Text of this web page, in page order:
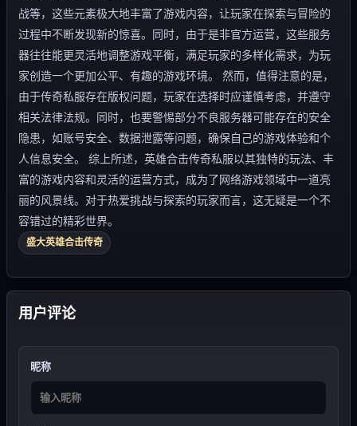
战等，这些元素极大地丰富了游戏内容，让玩家在探索与冒险的
过程中不断发现新的惊喜。同时，由于是非官方运营，这些服务
器往往能更灵活地调整游戏平衡，满足玩家的多样化需求，为玩
家创造一个更加公平、有趣的游戏环境。 然而，值得注意的是，
由于传奇私服存在版权问题，玩家在选择时应谨慎考虑，并遵守
相关法律法规。同时，也要警惕部分不良服务器可能存在的安全
隐患，如账号安全、数据泄露等问题，确保自己的游戏体验和个
人信息安全。 综上所述，英雄合击传奇私服以其独特的玩法、丰
富的游戏内容和灵活的运营方式，成为了网络游戏领域中一道亮
丽的风景线。对于热爱挑战与探索的玩家而言，这无疑是一个不
容错过的精彩世界。
盛大英雄合击传奇
用户评论
昵称